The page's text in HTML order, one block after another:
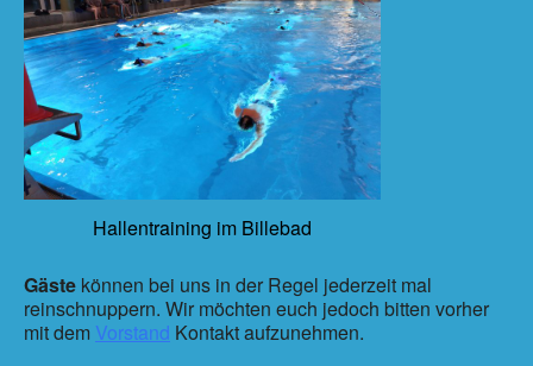
Hallentraining im Billebad
Gäste können bei uns in der Regel jederzeit mal
reinschnuppern. Wir möchten euch jedoch bitten vorher
mit dem Vorstand Kontakt aufzunehmen.